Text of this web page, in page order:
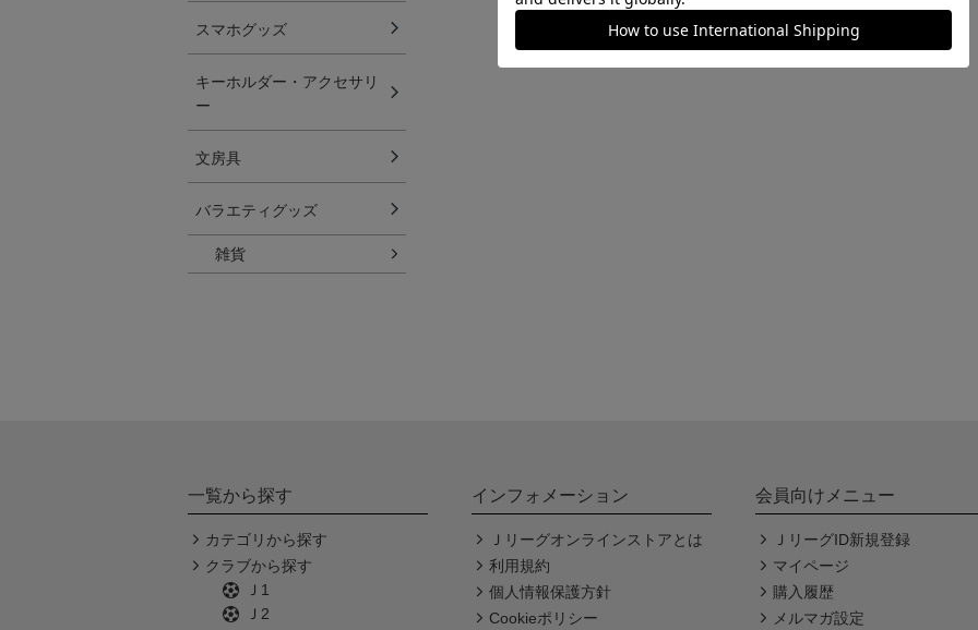
スマホグッズ
キーホルダー・アクセサリ
ー
文房具
バラエティグッズ
雑貨
一覧から探す
カテゴリから探す
クラブから探す
Ｊ1
Ｊ2
インフォメーション
Ｊリーグオンラインストアとは
利用規約
個人情報保護方針
Cookieポリシー
会員向けメニュー
ＪリーグID新規登録
マイページ
購入履歴
メルマガ設定